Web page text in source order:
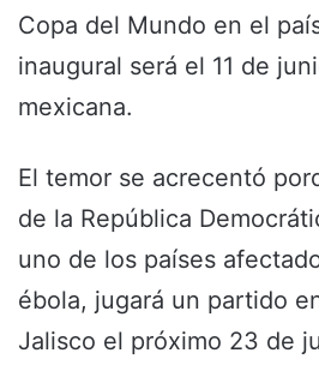
Copa del Mundo en el
inaugural será el 11 de
mexicana.
El temor se acrecentó
de la República
uno de los países
ébola, jugará un partido
Jalisco el próximo 23 de